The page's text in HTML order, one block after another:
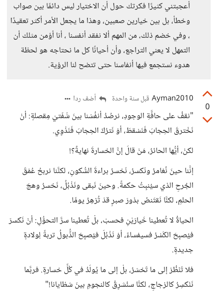
أعجبتني كثيرًا فكرتك حول أن الاختيار ليس دائمًا بين صواب
وخطأ، بل بين خيارين صعبين، وهذا ما يجعل الأمر أكثر تعقيدًا
، وفي خضم ذلك، من المهم ألا نفقد أنفسنا ، أنا أؤمن مثلك أن
التمهل لا يعني التراجع، وأن أحيانًا كل ما نحتاجه هو لحظة
هدوء نستجمع فيها أنفاسنا حتى تتضح لنا الرؤية.
0
Ayman2010 قبل سنة واحدة أضف ردا
"نقفُ على حافَّةِ الوجودِ، نرصُدُ أنفُسَنا بينَ شَفَتيْ مِقصلةٍ: أنْ
نَخْترقَ الحِجابَ فَنَسْقطَ، أوْ نَترُكَ الحِجابَ فَنَذْوِي.
لكنْ، أيُّها الحائرُ، مَنْ قالَ إنَّ الخسارةَ نهايةٌ؟!
إنَّنا حينَ نُغامرُ ونَكسرُ، نَخسرُ براءةَ السُّكونِ، لكنَّنا نربحُ عُمْقَ
الجُرحِ الذي سيُنبِتُ حكمةً. وحينَ نَبقى ونَذْبُلُ، نَخسرُ وهجَ
الحلمِ، لكنَّا نَقتَنصُ بذورَ صبرٍ قدْ تُزهِرُ يومًا.
الحياةُ لا تُعطينا خَيارَيْنِ فحسبْ، بلْ تُعطينا سرَّ التحوُّلِ: أنْ نَكسرَ
فيُصبِحَ الكَسْرُ فسيفساءً، أوْ نَذْبُلَ فيُصبِحَ الذُّبولُ تربةً لِولادةٍ
جديدةٍ.
فلا تَنْظُرْ إلى ما تَخسَرُ، بلْ إلى ما يُولَدُ في كُلِّ خسارةٍ. فربَّما
نَنْكسِرُ كالزجاجِ، لكنَّا سنُشرِقُ كالنجومِ بينَ شظايانا!"